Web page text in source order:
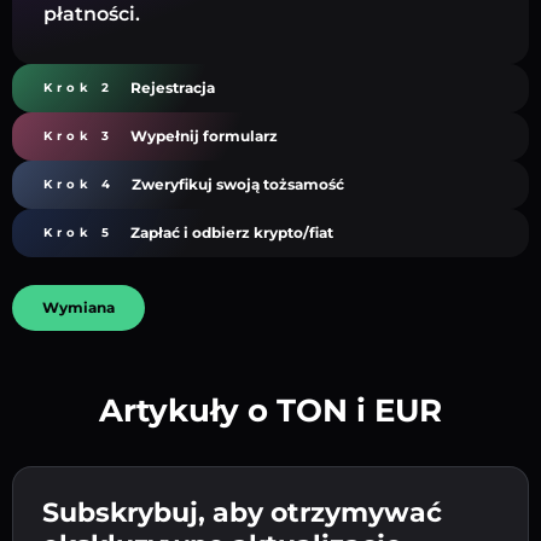
płatności.
Krok 2 Rejestracja
Krok 3 Wypełnij formularz
Wpisz adres swojego portfela
kryptowalutowego 👉 przejdź do następnego
Krok 4 Zweryfikuj swoją tożsamość
Krok 5 Zapłać i odbierz krypto/fiat
Wyślij depozyt 👉 odbierz kryptowalutę lub
Wymiana
Artykuły o TON i EUR
Subskrybuj, aby otrzymywać